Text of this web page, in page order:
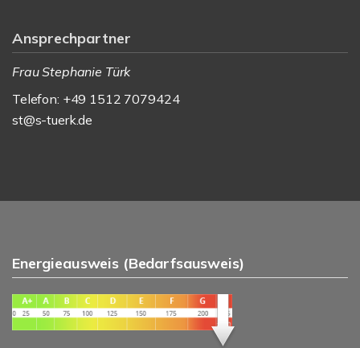
Ansprechpartner
Frau Stephanie Türk
Telefon: +49 1512 7079424
st@s-tuerk.de
Energieausweis (Bedarfsausweis)